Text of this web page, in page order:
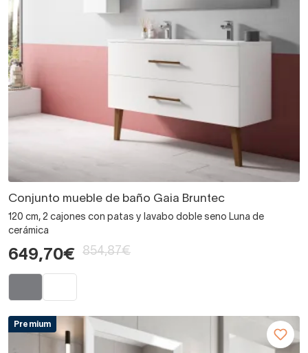
Conjunto mueble de baño Gaia Bruntec
120 cm, 2 cajones con patas y lavabo doble seno Luna de
cerámica
649,70€ 854,87€
Premium